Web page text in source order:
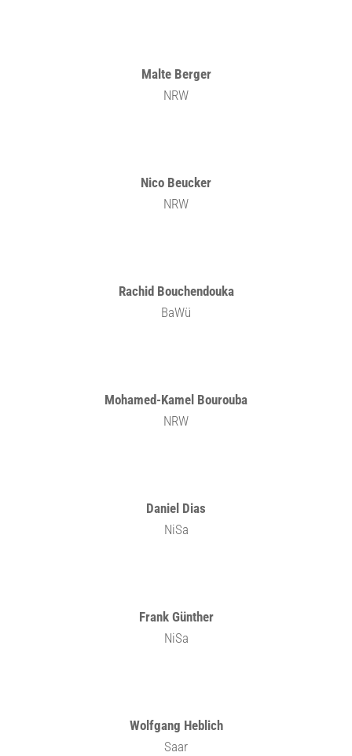
Malte Berger
NRW
Nico Beucker
NRW
Rachid Bouchendouka
BaWü
Mohamed-Kamel Bourouba
NRW
Daniel Dias
NiSa
Frank Günther
NiSa
Wolfgang Heblich
Saar